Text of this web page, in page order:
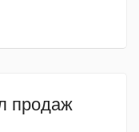
продаж